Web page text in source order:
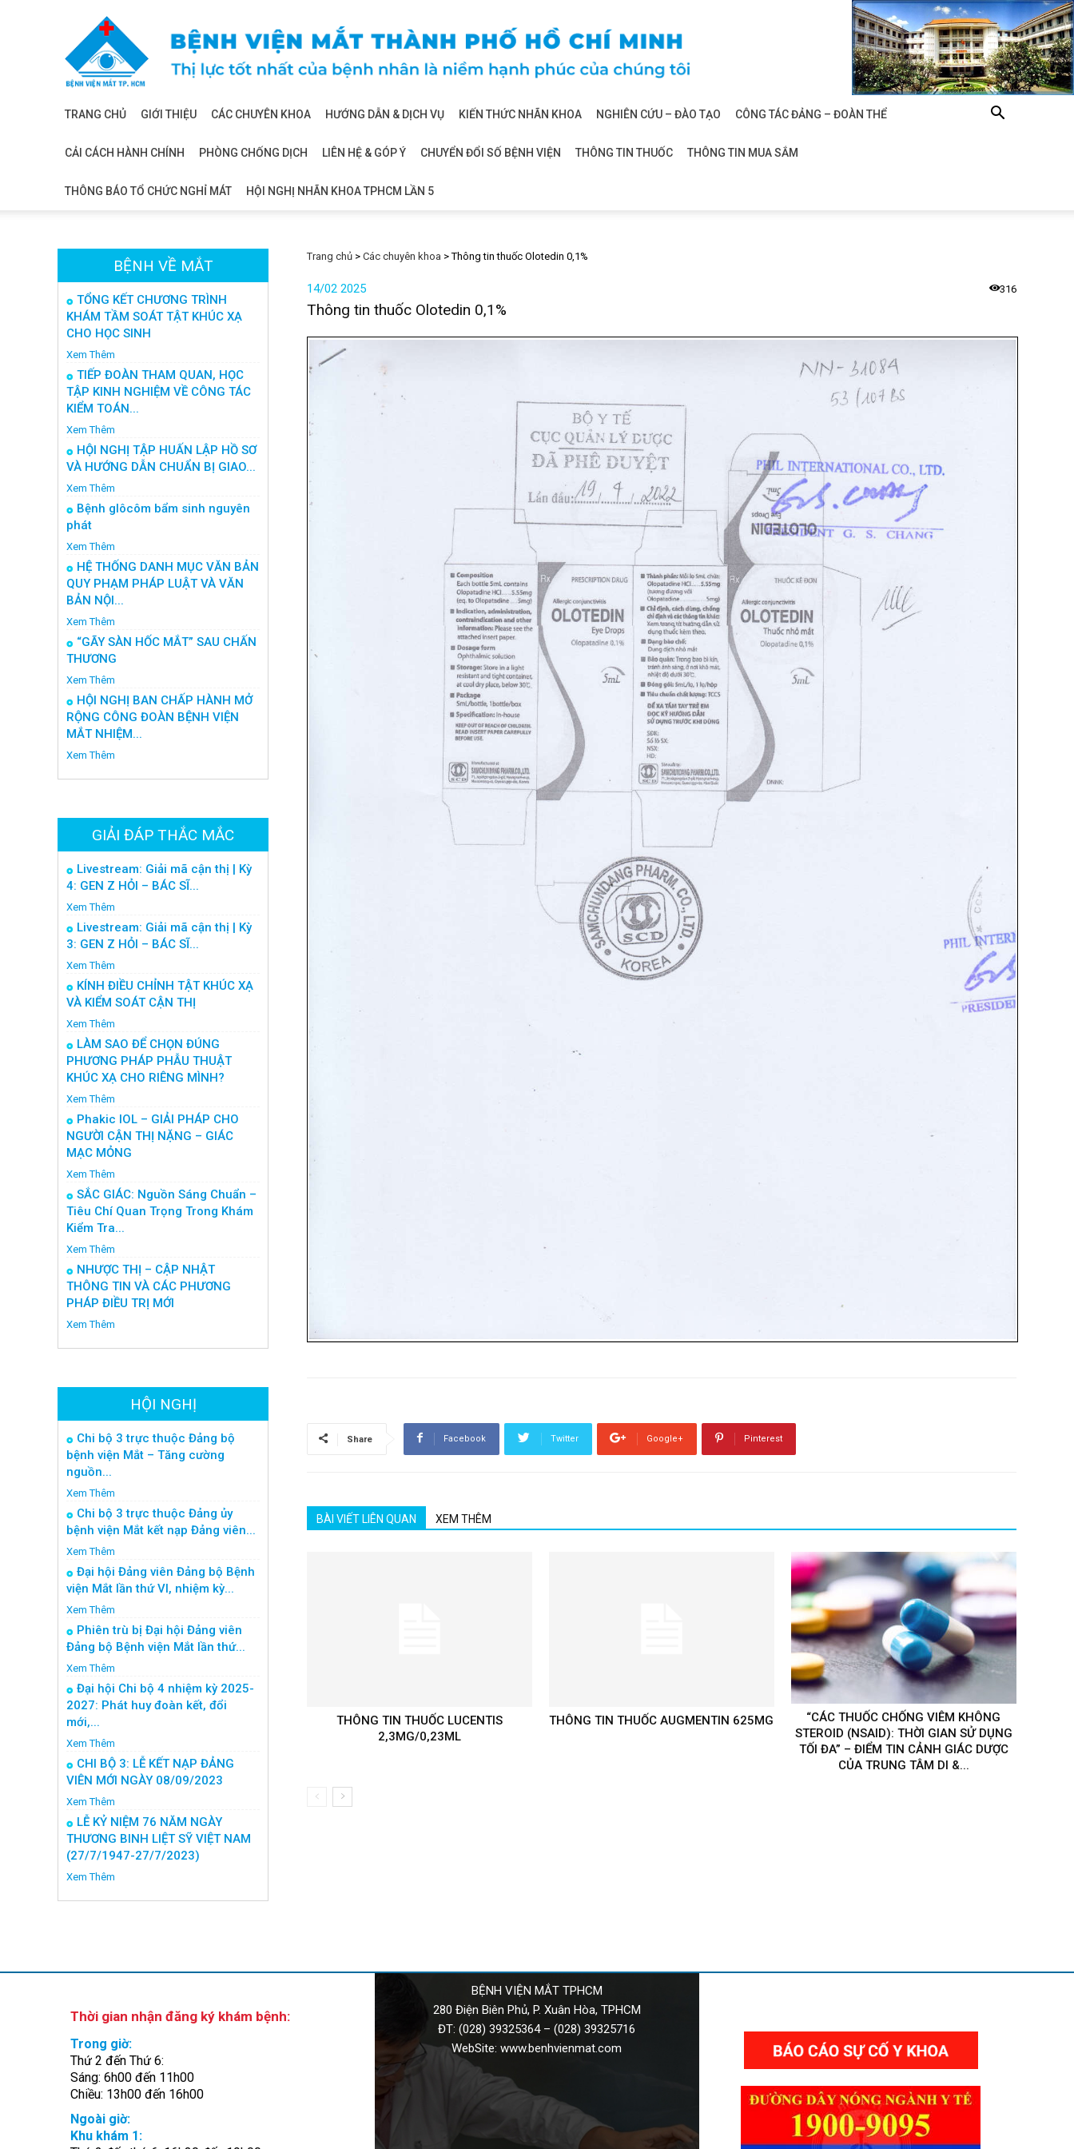
mắt
TRANG CHỦ GIỚI THIỆU CÁC CHUYÊN KHOA HƯỚNG DẪN & DỊCH VỤ KIẾN THỨC NHÃN KHOA NGHIÊN CỨU – ĐÀO TẠO CÔNG TÁC ĐẢNG – ĐOÀN THỂ
CẢI CÁCH HÀNH CHÍNH PHÒNG CHỐNG DỊCH LIÊN HỆ & GÓP Ý CHUYỂN ĐỔI SỐ BỆNH VIỆN THÔNG TIN THUỐC THÔNG TIN MUA SẮM
THÔNG BÁO TỔ CHỨC NGHỈ MÁT HỘI NGHỊ NHÃN KHOA TPHCM LẦN 5
Trang chủ > Các chuyên khoa >Thông tin thuốc Olotedin 0,1%
14/02 2025 316
Thông tin thuốc Olotedin 0,1%
Share Facebook Twitter Google+ Pinterest
BÀI VIẾT LIÊN QUAN XEM THÊM
THÔNG TIN THUỐC LUCENTIS
2,3MG/0,23ML
THÔNG TIN THUỐC AUGMENTIN 625MG
“CÁC THUỐC CHỐNG VIÊM KHÔNG
STEROID (NSAID): THỜI GIAN SỬ DỤNG
TỐI ĐA” – ĐIỂM TIN CẢNH GIÁC DƯỢC
CỦA TRUNG TÂM DI &...
BỆNH VỀ MẮT
TỔNG KẾT CHƯƠNG TRÌNH
KHÁM TẦM SOÁT TẬT KHÚC XẠ
CHO HỌC SINH
Xem Thêm
TIẾP ĐOÀN THAM QUAN, HỌC
TẬP KINH NGHIỆM VỀ CÔNG TÁC
KIỂM TOÁN...
Xem Thêm
HỘI NGHỊ TẬP HUẤN LẬP HỒ SƠ
VÀ HƯỚNG DẪN CHUẨN BỊ GIAO...
Xem Thêm
Bệnh glôcôm bẩm sinh nguyên
phát
Xem Thêm
HỆ THỐNG DANH MỤC VĂN BẢN
QUY PHẠM PHÁP LUẬT VÀ VĂN
BẢN NỘI...
Xem Thêm
“GÃY SÀN HỐC MẮT” SAU CHẤN
THƯƠNG
Xem Thêm
HỘI NGHỊ BAN CHẤP HÀNH MỞ
RỘNG CÔNG ĐOÀN BỆNH VIỆN
MẮT NHIỆM...
Xem Thêm
GIẢI ĐÁP THẮC MẮC
Livestream: Giải mã cận thị | Kỳ
4: GEN Z HỎI – BÁC SĨ...
Xem Thêm
Livestream: Giải mã cận thị | Kỳ
3: GEN Z HỎI – BÁC SĨ...
Xem Thêm
KÍNH ĐIỀU CHỈNH TẬT KHÚC XẠ
VÀ KIỂM SOÁT CẬN THỊ
Xem Thêm
LÀM SAO ĐỂ CHỌN ĐÚNG
PHƯƠNG PHÁP PHẪU THUẬT
KHÚC XẠ CHO RIÊNG MÌNH?
Xem Thêm
Phakic IOL – GIẢI PHÁP CHO
NGƯỜI CẬN THỊ NẶNG – GIÁC
MẠC MỎNG
Xem Thêm
SẮC GIÁC: Nguồn Sáng Chuẩn –
Tiêu Chí Quan Trọng Trong Khám
Kiểm Tra...
Xem Thêm
NHƯỢC THỊ – CẬP NHẬT
THÔNG TIN VÀ CÁC PHƯƠNG
PHÁP ĐIỀU TRỊ MỚI
Xem Thêm
HỘI NGHỊ
Chi bộ 3 trực thuộc Đảng bộ
bệnh viện Mắt – Tăng cường
nguồn...
Xem Thêm
Chi bộ 3 trực thuộc Đảng ủy
bệnh viện Mắt kết nạp Đảng viên...
Xem Thêm
Đại hội Đảng viên Đảng bộ Bệnh
viện Mắt lần thứ VI, nhiệm kỳ...
Xem Thêm
Phiên trù bị Đại hội Đảng viên
Đảng bộ Bệnh viện Mắt lần thứ...
Xem Thêm
Đại hội Chi bộ 4 nhiệm kỳ 2025-
2027: Phát huy đoàn kết, đổi
mới,...
Xem Thêm
CHI BỘ 3: LỄ KẾT NẠP ĐẢNG
VIÊN MỚI NGÀY 08/09/2023
Xem Thêm
LỄ KỶ NIỆM 76 NĂM NGÀY
THƯƠNG BINH LIỆT SỸ VIỆT NAM
(27/7/1947-27/7/2023)
Xem Thêm
Thời gian nhận đăng ký khám bệnh:
Trong giờ:
Thứ 2 đến Thứ 6:
Sáng: 6h00 đến 11h00
Chiều: 13h00 đến 16h00
Ngoài giờ:
Khu khám 1:
BỆNH VIỆN MẮT TPHCM
280 Điện Biên Phủ, P. Xuân Hòa, TPHCM
ĐT:(028) 39325364–(028) 39325716
WebSite:www.benhvienmat.com